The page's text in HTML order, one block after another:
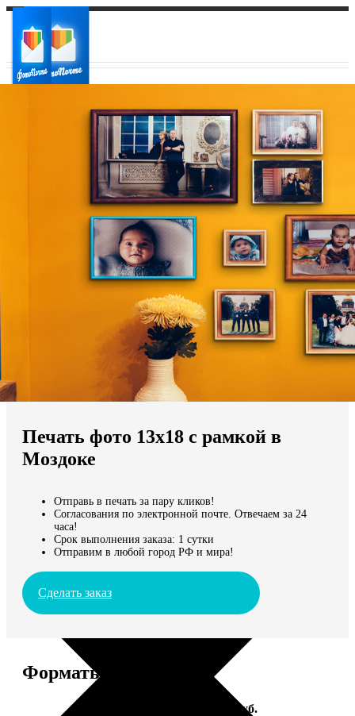
Ваш регион доставки
Выберите из списка:
Мы доставляем по всему миру
Продолжить без города
Печать фото 13х18 с рамкой в
Моздоке
Отправь в печать за пару кликов!
Согласования по электронной почте. Отвечаем за 24
часа!
Срок выполнения заказа: 1 сутки
Отправим в любой город РФ и мира!
Сделать заказ
Форматы и цены
Цена, руб.